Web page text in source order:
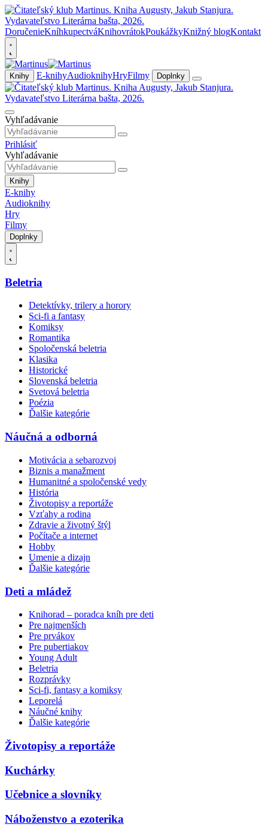
DoručenieKníhkupectváKnihovrátokPoukážkyKnižný blogKontakt
Knihy E-knihyAudioknihyHryFilmy Doplnky
Vyhľadávanie
Prihlásiť
Vyhľadávanie
Knihy
E-knihy
Audioknihy
Hry
Filmy
Doplnky
Beletria
Detektívky, trilery a horory
Sci-fi a fantasy
Komiksy
Romantika
Spoločenská beletria
Klasika
Historické
Slovenská beletria
Svetová beletria
Poézia
Ďalšie kategórie
Náučná a odborná
Motivácia a sebarozvoj
Biznis a manažment
Humanitné a spoločenské vedy
História
Životopisy a reportáže
Vzťahy a rodina
Zdravie a životný štýl
Počítače a internet
Hobby
Umenie a dizajn
Ďalšie kategórie
Deti a mládež
Knihorad – poradca kníh pre deti
Pre najmenších
Pre prvákov
Pre pubertiakov
Young Adult
Beletria
Rozprávky
Sci-fi, fantasy a komiksy
Leporelá
Náučné knihy
Ďalšie kategórie
Životopisy a reportáže
Kuchárky
Učebnice a slovníky
Náboženstvo a ezoterika